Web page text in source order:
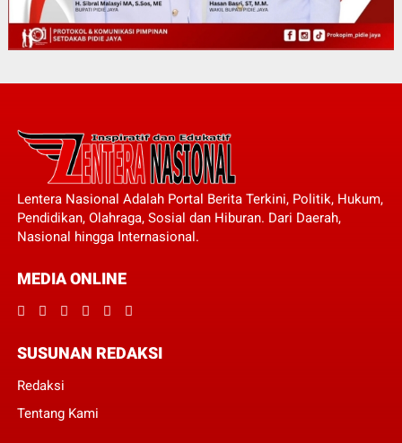
Lentera Nasional Adalah Portal Berita Terkini, Politik, Hukum,
Pendidikan, Olahraga, Sosial dan Hiburan. Dari Daerah,
Nasional hingga Internasional.
MEDIA ONLINE
SUSUNAN REDAKSI
Redaksi
Tentang Kami